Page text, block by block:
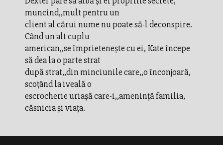
muncind,,mult pentru un
client al cărui nume nu poate să-l deconspire.
Când un alt cuplu
american,,se împrieteneşte cu ei, Kate începe
să dea la o parte strat
după strat,,din minciunile care,,o înconjoară,
scoţând la iveală o
escrocherie uriaşă care-i,,ameninţă familia,
căsnicia şi viaţa.